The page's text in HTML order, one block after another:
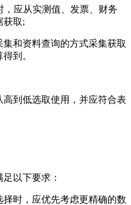
，应从实测值、发票、财务
获取;
和资料查询的方式采集获取
到。
到低选取使用，并应符合表
以下要求：
时，应优先考虑更精确的数